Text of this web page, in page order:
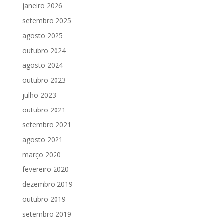
janeiro 2026
setembro 2025
agosto 2025
outubro 2024
agosto 2024
outubro 2023
julho 2023
outubro 2021
setembro 2021
agosto 2021
março 2020
fevereiro 2020
dezembro 2019
outubro 2019
setembro 2019